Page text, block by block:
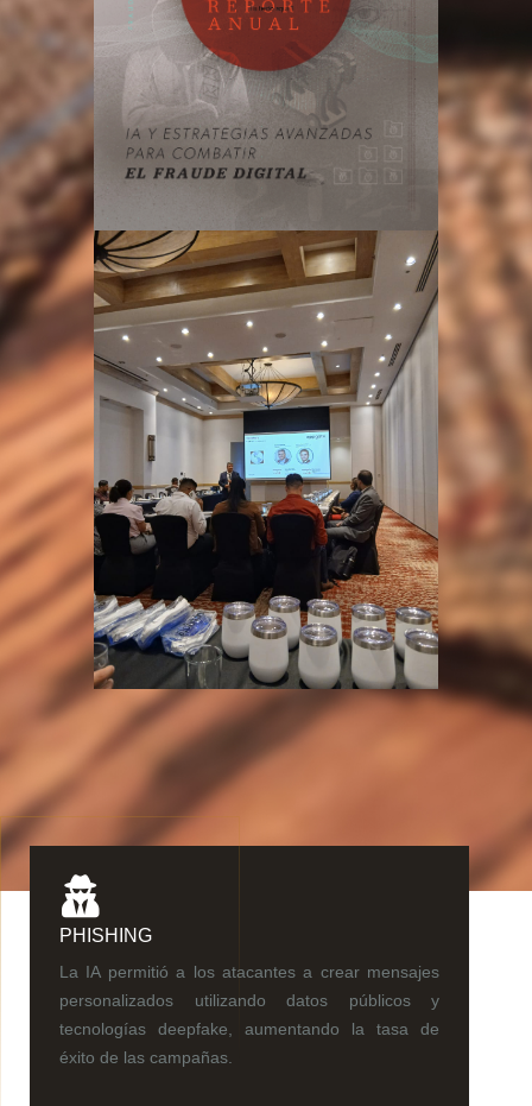
PHISHING
La IA permitió a los atacantes a crear mensajes
personalizados utilizando datos públicos y
tecnologías deepfake, aumentando la tasa de
éxito de las campañas.